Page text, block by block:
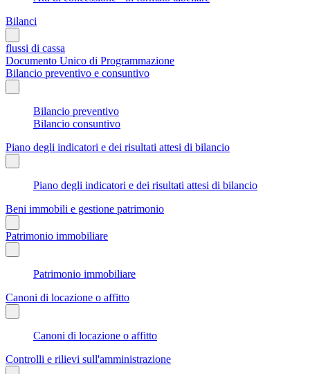
Bilanci
flussi di cassa
Documento Unico di Programmazione
Bilancio preventivo e consuntivo
Bilancio preventivo
Bilancio consuntivo
Piano degli indicatori e dei risultati attesi di bilancio
Piano degli indicatori e dei risultati attesi di bilancio
Beni immobili e gestione patrimonio
Patrimonio immobiliare
Patrimonio immobiliare
Canoni di locazione o affitto
Canoni di locazione o affitto
Controlli e rilievi sull'amministrazione